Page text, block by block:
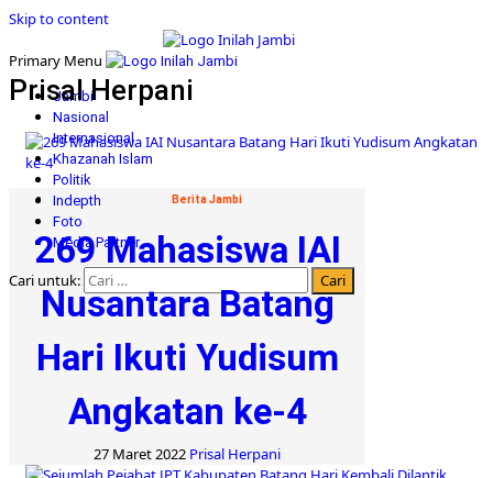
Skip to content
Primary Menu
Jambi
Nasional
Internasional
Khazanah Islam
Politik
Indepth
Foto
Media Partner
Cari untuk:
Prisal Herpani
Berita Jambi
269 Mahasiswa IAI
Nusantara Batang
Hari Ikuti Yudisum
Angkatan ke-4
27 Maret 2022 Prisal Herpani